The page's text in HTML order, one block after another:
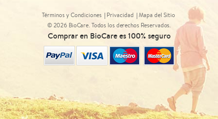
Términos y Condiciones Privacidad
Mapa del Sitio
© 2026 BioCare. Todos los derechos Reservados.
Comprar en BioCare es 100% seguro